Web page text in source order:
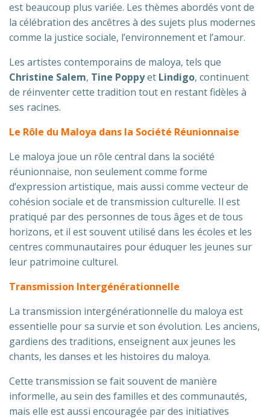
est beaucoup plus variée. Les thèmes abordés vont de
la célébration des ancêtres à des sujets plus modernes
comme la justice sociale, l’environnement et l’amour.
Les artistes contemporains de maloya, tels que
Christine Salem, Tine Poppyet Lindigo, continuent
de réinventer cette tradition tout en restant fidèles à
ses racines.
Le Rôle du Maloya dans la Société Réunionnaise
Le maloya joue un rôle central dans la société
réunionnaise, non seulement comme forme
d’expression artistique, mais aussi comme vecteur de
cohésion sociale et de transmission culturelle. Il est
pratiqué par des personnes de tous âges et de tous
horizons, et il est souvent utilisé dans les écoles et les
centres communautaires pour éduquer les jeunes sur
leur patrimoine culturel.
Transmission Intergénérationnelle
La transmission intergénérationnelle du maloya est
essentielle pour sa survie et son évolution. Les anciens,
gardiens des traditions, enseignent aux jeunes les
chants, les danses et les histoires du maloya.
Cette transmission se fait souvent de manière
informelle, au sein des familles et des communautés,
mais elle est aussi encouragée par des initiatives